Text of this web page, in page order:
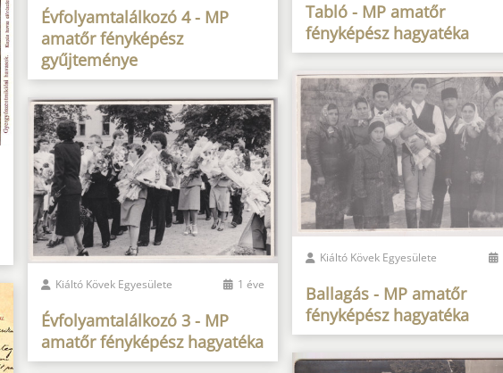
Évfolyamtalálkozó 4 - MP
amatőr fényképész
gyűjteménye
Kiáltó Kövek Egyesülete 1 éve
Évfolyamtalálkozó 3 - MP
amatőr fényképész hagyatéka
Tabló - MP amatőr
fényképész hagyatéka
Kiáltó Kövek Egyesülete
Ballagás - MP amatőr
fényképész hagyatéka